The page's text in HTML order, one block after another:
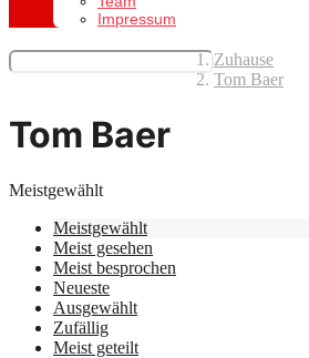
Impressum
Zuhause
Tom Baer
Tom Baer
Meistgewählt
Meistgewählt
Meist gesehen
Meist besprochen
Neueste
Ausgewählt
Zufällig
Meist geteilt